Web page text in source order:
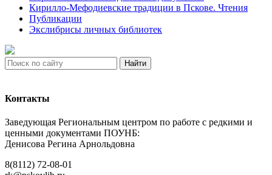
Кирилло-Мефодиевские традиции в Пскове. Чтения
Публикации
Экслибрисы личных библиотек
Найти
Контакты
Заведующая Региональным центром по работе с редкими и
ценными документами ПОУНБ:
Денисова Регина Арнольдовна
8(8112) 72-08-01